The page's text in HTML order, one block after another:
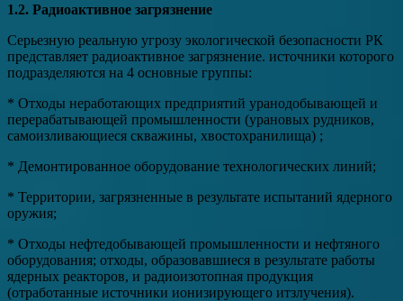
1.2. Радиоактивное загрязнение
Серьезную реальную угрозу экологической безопасности РК
представляет радиоактивное загрязнение. источники которого
подразделяются на 4 основные группы:
* Отходы неработающих предприятий уранодобывающей и
перерабатывающей промышленности (урановых рудников,
самоизливающиеся скважины, хвостохранилища) ;
* Демонтированное оборудование технологических линий;
* Территории, загрязненные в результате испытаний ядерного
оружия;
* Отходы нефтедобывающей промышленности и нефтяного
оборудования; отходы, образовавшиеся в результате работы
ядерных реакторов, и радиоизотопная продукция
(отработанные источники ионизирующего итзлучения).